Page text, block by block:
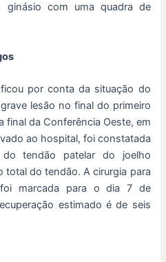
ginásio com uma quadra de
por conta da situação do
lesão no final do primeiro
final da Conferência Oeste, em
ao hospital, foi constatada
tendão patelar do joelho
do tendão. A cirurgia para
marcada para o dia 7 de
estimado é de seis